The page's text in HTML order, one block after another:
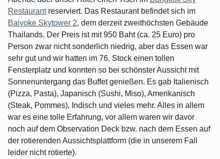
Restaurantreserviert. Das Restaurant befindet sich im
Baiyoke Skytower 2, dem derzeit zweithöchsten Gebäude
Thailands. Der Preis ist mit 950 Baht (ca. 25 Euro) pro
Person zwar nicht sonderlich niedrig, aber das Essen war
sehr gut und wir hatten im 76. Stock einen tollen
Fensterplatz und konnten so bei schönster Aussicht mit
Sonnenuntergang das Buffet genießen. Es gab Italienisch
(Pizza, Pasta), Japanisch (Sushi, Miso), Amerikanisch
(Steak, Pommes), Indisch und vieles mehr. Alles in allem
war es eine tolle Erfahrung, vor allem waren wir davor
noch auf dem Observation Deck bzw. nach dem Essen auf
der rotierenden Aussichtsplattform (die in unserem Fall
leider nicht rotierte).